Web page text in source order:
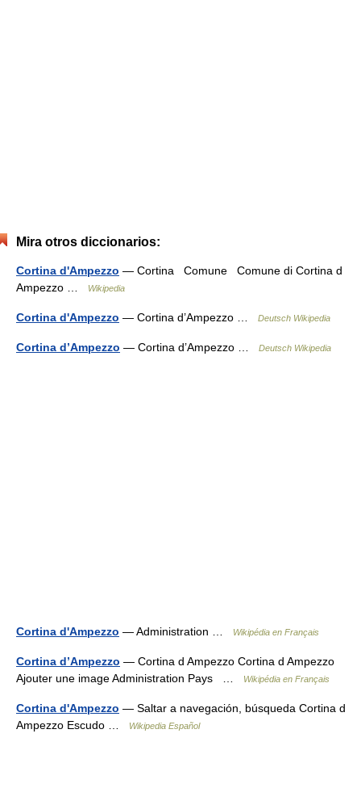
Mira otros diccionarios:
Cortina d'Ampezzo — Cortina Comune Comune di Cortina d
Ampezzo …
Wikipedia
Cortina d'Ampezzo — Cortina d’Ampezzo … Deutsch Wikipedia
Cortina d’Ampezzo — Cortina d’Ampezzo … Deutsch Wikipedia
Cortina d'Ampezzo — Administration … Wikipédia en Français
Cortina d’Ampezzo — Cortina d Ampezzo Cortina d Ampezzo
Ajouter une image Administration Pays …
Wikipédia en Français
Cortina d'Ampezzo — Saltar a navegación, búsqueda Cortina d
Ampezzo Escudo …
Wikipedia Español